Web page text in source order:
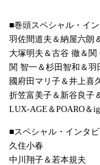
■巻頭スペシャル・イ
羽佐間道夫＆納屋六朗
大塚明夫＆古谷 徹＆関
関 智一＆杉田智和＆羽
國府田マリ子＆井上喜
折笠富美子＆新谷良子
LUX-AGE＆POARO＆
■スペシャル・インタ
久住小春
中川翔子＆若本規夫